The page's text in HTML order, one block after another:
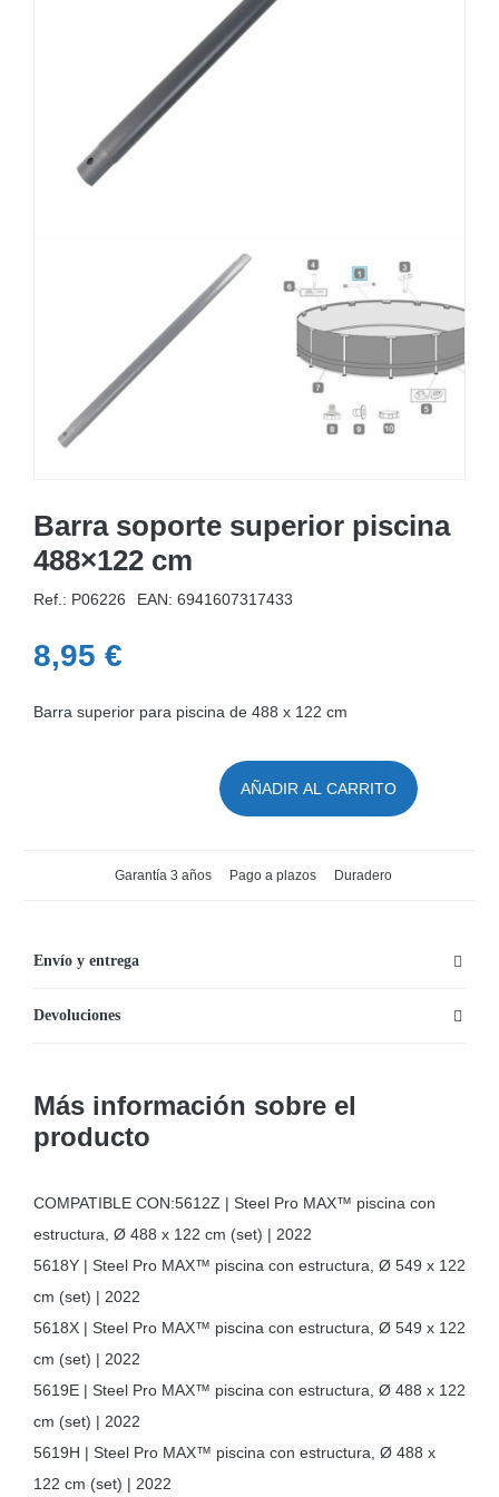
MOBILIARIO HINCHABLE
ACCESORIOS DE PISCINAS
RECAMBIOS DE PISCINAS
Barra soporte superior piscina
488×122 cm
Ref.: P06226 EAN: 6941607317433
8,95 €
Barra superior para piscina de 488 x 122 cm
superior
cm
AÑADIR AL CARRITO
Garantía 3 años Pago a plazos Duradero
Envío y entrega
Devoluciones
Más información sobre el
producto
COMPATIBLE CON:5612Z | Steel Pro MAX™ piscina con
estructura, Ø 488 x 122 cm (set) | 2022
5618Y | Steel Pro MAX™ piscina con estructura, Ø 549 x 122
cm (set) | 2022
5618X | Steel Pro MAX™ piscina con estructura, Ø 549 x 122
cm (set) | 2022
5619E | Steel Pro MAX™ piscina con estructura, Ø 488 x 122
cm (set) | 2022
5619H | Steel Pro MAX™ piscina con estructura, Ø 488 x
122 cm (set) | 2022